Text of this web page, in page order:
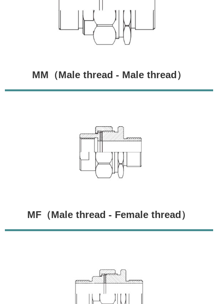
MM（Male thread - Male thread）
MF（Male thread - Female thread）